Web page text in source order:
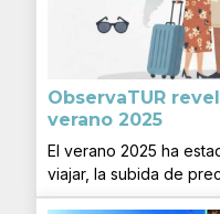
ObservaTUR
verano 2025
El verano 2025 ha
viajar, la subida de